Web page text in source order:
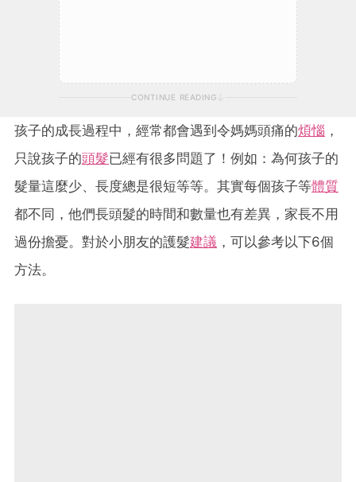
CONTINUE READING
孩子的成長過程中，經常都會遇到令媽媽頭痛的煩惱 ，
只說孩子的頭髮已經有很多問題了！例如：為何孩子的
髮量這麼少、長度總是很短等等。其實每個孩子等體質
都不同，他們長頭髮的時間和數量也有差異，家長不用
過份擔憂。對於小朋友的護髮建議 ，可以參考以下6個
方法。